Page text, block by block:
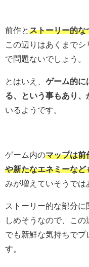
前作とストーリー的な
この辺りはあくまで
で問題ないでしょう。
とはいえ、 ゲーム的に
る、という事もあり
いるようです。
ゲーム内のマップは前
や新たなエネミーなど
みが増えていそうでは
ストーリー的な部分
しめそうなので、こ
でも新鮮な気持ちで
す。